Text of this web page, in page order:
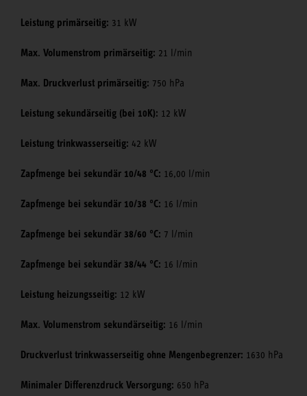
Leistung primärseitig: 31 kW
Max. Volumenstrom primärseitig: 21 l/min
Max. Druckverlust primärseitig: 750 hPa
Leistung sekundärseitig (bei 10K): 12 kW
Leistung trinkwasserseitig: 42 kW
Zapfmenge bei sekundär 10/48 °C: 16,00 l/min
Zapfmenge bei sekundär 10/38 °C: 16 l/min
Zapfmenge bei sekundär 38/60 °C: 7 l/min
Zapfmenge bei sekundär 38/44 °C: 16 l/min
Leistung heizungsseitig: 12 kW
Max. Volumenstrom sekundärseitig: 16 l/min
Druckverlust trinkwasserseitig ohne Mengenbegrenzer: 1630 hPa
Minimaler Differenzdruck Versorgung: 650 hPa